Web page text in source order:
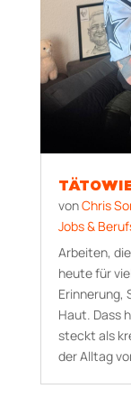
vonChris
Jobs &
Arbeiten,
heute für
Erinnerung,
Haut. Dass
steckt als
der Alltag